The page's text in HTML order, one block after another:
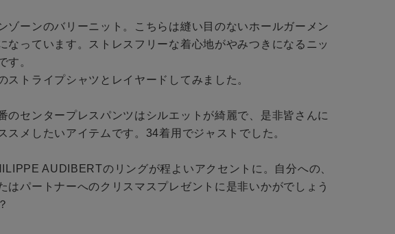
す
探す
会社概要
ギフトカード
イド
ル価格 WEB限定
あり 在庫なし含む
ゾーンのバリーニット。こちらは縫い目のないホールガーメン
なっています。ストレスフリーな着心地がやみつきになるニッ
す。
ストライプシャツとレイヤードしてみました。
のセンタープレスパンツはシルエットが綺麗で、是非皆さんに
スメしたいアイテムです。34着用でジャストでした。
AUDIBERTのリングが程よいアクセントに。自分への、
はパートナーへのクリスマスプレゼントに是非いかがでしょう